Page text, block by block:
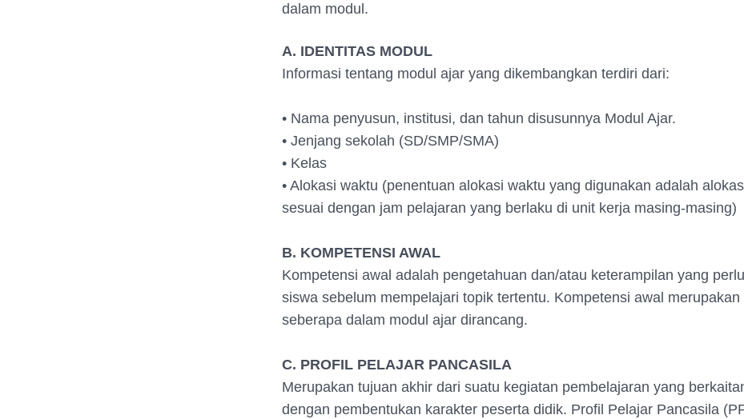
dalam modul.
A. IDENTITAS MODUL
Informasi tentang modul ajar yang dikembangkan terdiri dari:
• Nama penyusun, institusi, dan tahun disusunnya Modul Ajar.
• Jenjang sekolah (SD/SMP/SMA)
• Kelas
• Alokasi waktu (penentuan alokasi waktu yang digunakan adalah
sesuai dengan jam pelajaran yang berlaku di unit kerja masing-masing)
B. KOMPETENSI AWAL
Kompetensi awal adalah pengetahuan dan/atau keterampilan yang
siswa sebelum mempelajari topik tertentu. Kompetensi awal merupakan
seberapa dalam modul ajar dirancang.
C. PROFIL PELAJAR PANCASILA
Merupakan tujuan akhir dari suatu kegiatan pembelajaran yang
dengan pembentukan karakter peserta didik. Profil Pelajar Pancasila